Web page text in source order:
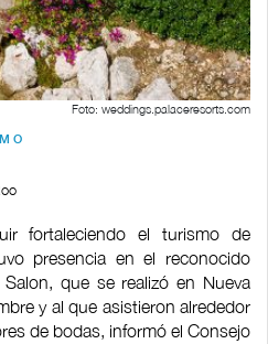
Foto: weddings.palaceresorts.com
fortaleciendo el turismo de
presencia en el reconocido
que se realizó en Nueva
y al que asistieron alrededor
de bodas, informó el Consejo